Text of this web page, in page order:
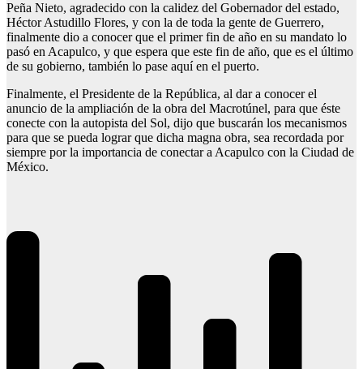
Peña Nieto, agradecido con la calidez del Gobernador del estado,
Héctor Astudillo Flores, y con la de toda la gente de Guerrero,
finalmente dio a conocer que el primer fin de año en su mandato lo
pasó en Acapulco, y que espera que este fin de año, que es el último
de su gobierno, también lo pase aquí en el puerto.
Finalmente, el Presidente de la República, al dar a conocer el
anuncio de la ampliación de la obra del Macrotúnel, para que éste
conecte con la autopista del Sol, dijo que buscarán los mecanismos
para que se pueda lograr que dicha magna obra, sea recordada por
siempre por la importancia de conectar a Acapulco con la Ciudad de
México.